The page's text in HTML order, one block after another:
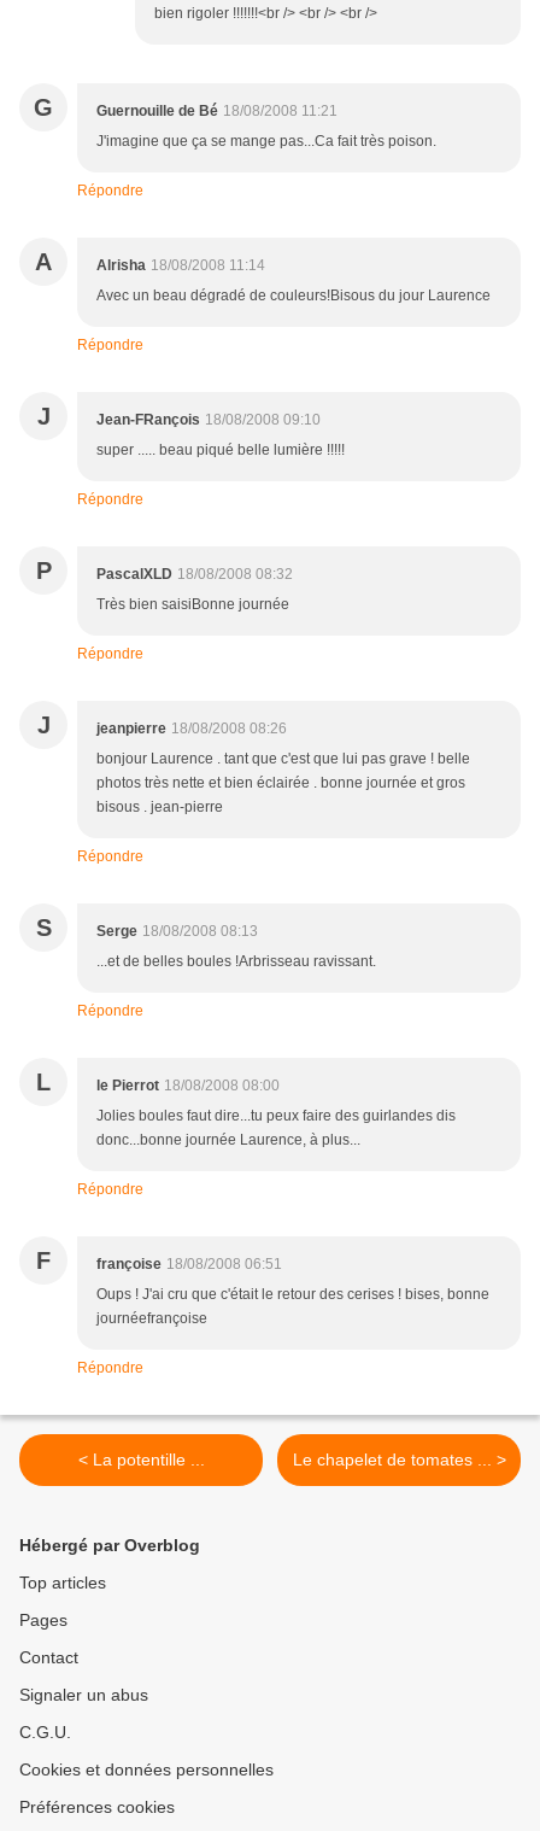
bien rigoler !!!!!!!<br /> <br /> <br />
G Guernouille de Bé 18/08/2008 11:21
J'imagine que ça se mange pas...Ca fait très poison.
Répondre
A Alrisha 18/08/2008 11:14
Avec un beau dégradé de couleurs!Bisous du jour Laurence
Répondre
J Jean-FRançois 18/08/2008 09:10
super ..... beau piqué belle lumière !!!!!
Répondre
P PascalXLD 18/08/2008 08:32
Très bien saisiBonne journée
Répondre
J jeanpierre 18/08/2008 08:26
bonjour Laurence . tant que c'est que lui pas grave ! belle
photos très nette et bien éclairée . bonne journée et gros
bisous . jean-pierre
Répondre
S Serge 18/08/2008 08:13
...et de belles boules !Arbrisseau ravissant.
Répondre
L le Pierrot 18/08/2008 08:00
Jolies boules faut dire...tu peux faire des guirlandes dis
donc...bonne journée Laurence, à plus...
Répondre
F françoise 18/08/2008 06:51
Oups ! J'ai cru que c'était le retour des cerises ! bises, bonne
journéefrançoise
Répondre
< La potentille ... Le chapelet de tomates ... >
Hébergé par Overblog
Top articles
Pages
Contact
Signaler un abus
C.G.U.
Cookies et données personnelles
Préférences cookies